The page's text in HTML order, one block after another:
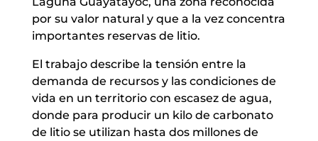
por su valor natural y que a la vez concentra
importantes reservas de litio.
El trabajo describe la tensión entre la
demanda de recursos y las condiciones de
vida en un territorio con escasez de agua,
donde para producir un kilo de carbonato
de litio se utilizan hasta dos millones de